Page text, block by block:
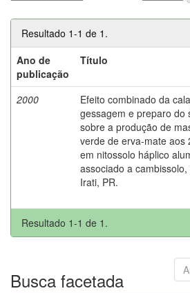
Resultado 1-1 de 1.
Ano de
publicação
Título
2000
Efeito combinado da
gessagem e preparo do
sobre a produção de
verde de erva-mate aos
em nitossolo háplico
associado a cambissolo,
Irati, PR.
Resultado 1-1 de 1.
Busca facetada